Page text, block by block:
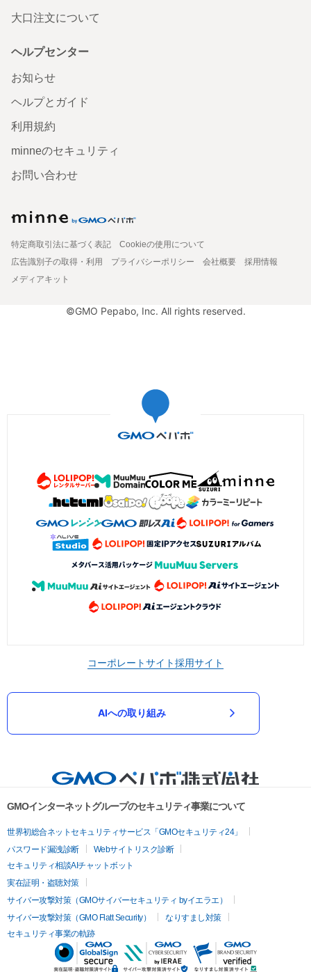
大口注文について
ヘルプセンター
お知らせ
ヘルプとガイド
利用規約
minneのセキュリティ
お問い合わせ
特定商取引法に基づく表記
Cookieの使用について
広告識別子の取得・利用
プライバシーポリシー 会社概要
採用情報
メディアキット
©GMO Pepabo, Inc. All rights reserved.
コーポレートサイト採用サイト
AIへの取り組み
GMOインターネットグループのセキュリティ事業について
世界初総合ネットセキュリティサービス「GMOセキュリティ24」
パスワード漏洩診断
Webサイトリスク診断
セキュリティ相談AIチャットボット
実在証明・盗聴対策
サイバー攻撃対策（GMOサイバーセキュリティ byイエラエ）
サイバー攻撃対策（GMO Flatt Security）
なりすまし対策
セキュリティ事業の軌跡